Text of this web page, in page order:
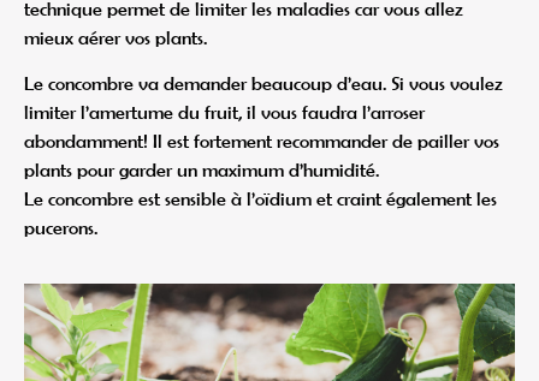
technique permet de limiter les maladies car vous allez
mieux aérer vos plants.
Le concombre va demander beaucoup d’eau. Si vous voulez
limiter l’amertume du fruit, il vous faudra l’arroser
abondamment! Il est fortement recommander de pailler vos
plants pour garder un maximum d’humidité.
Le concombre est sensible à l’oïdium et craint également les
pucerons.